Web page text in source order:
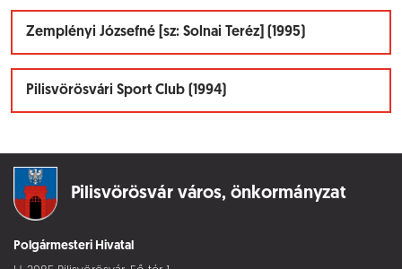
Zemplényi Józsefné [sz: Solnai Teréz] (1995)
Pilisvörösvári Sport Club (1994)
Pilisvörösvár város, önkormányzat
Polgármesteri Hivatal